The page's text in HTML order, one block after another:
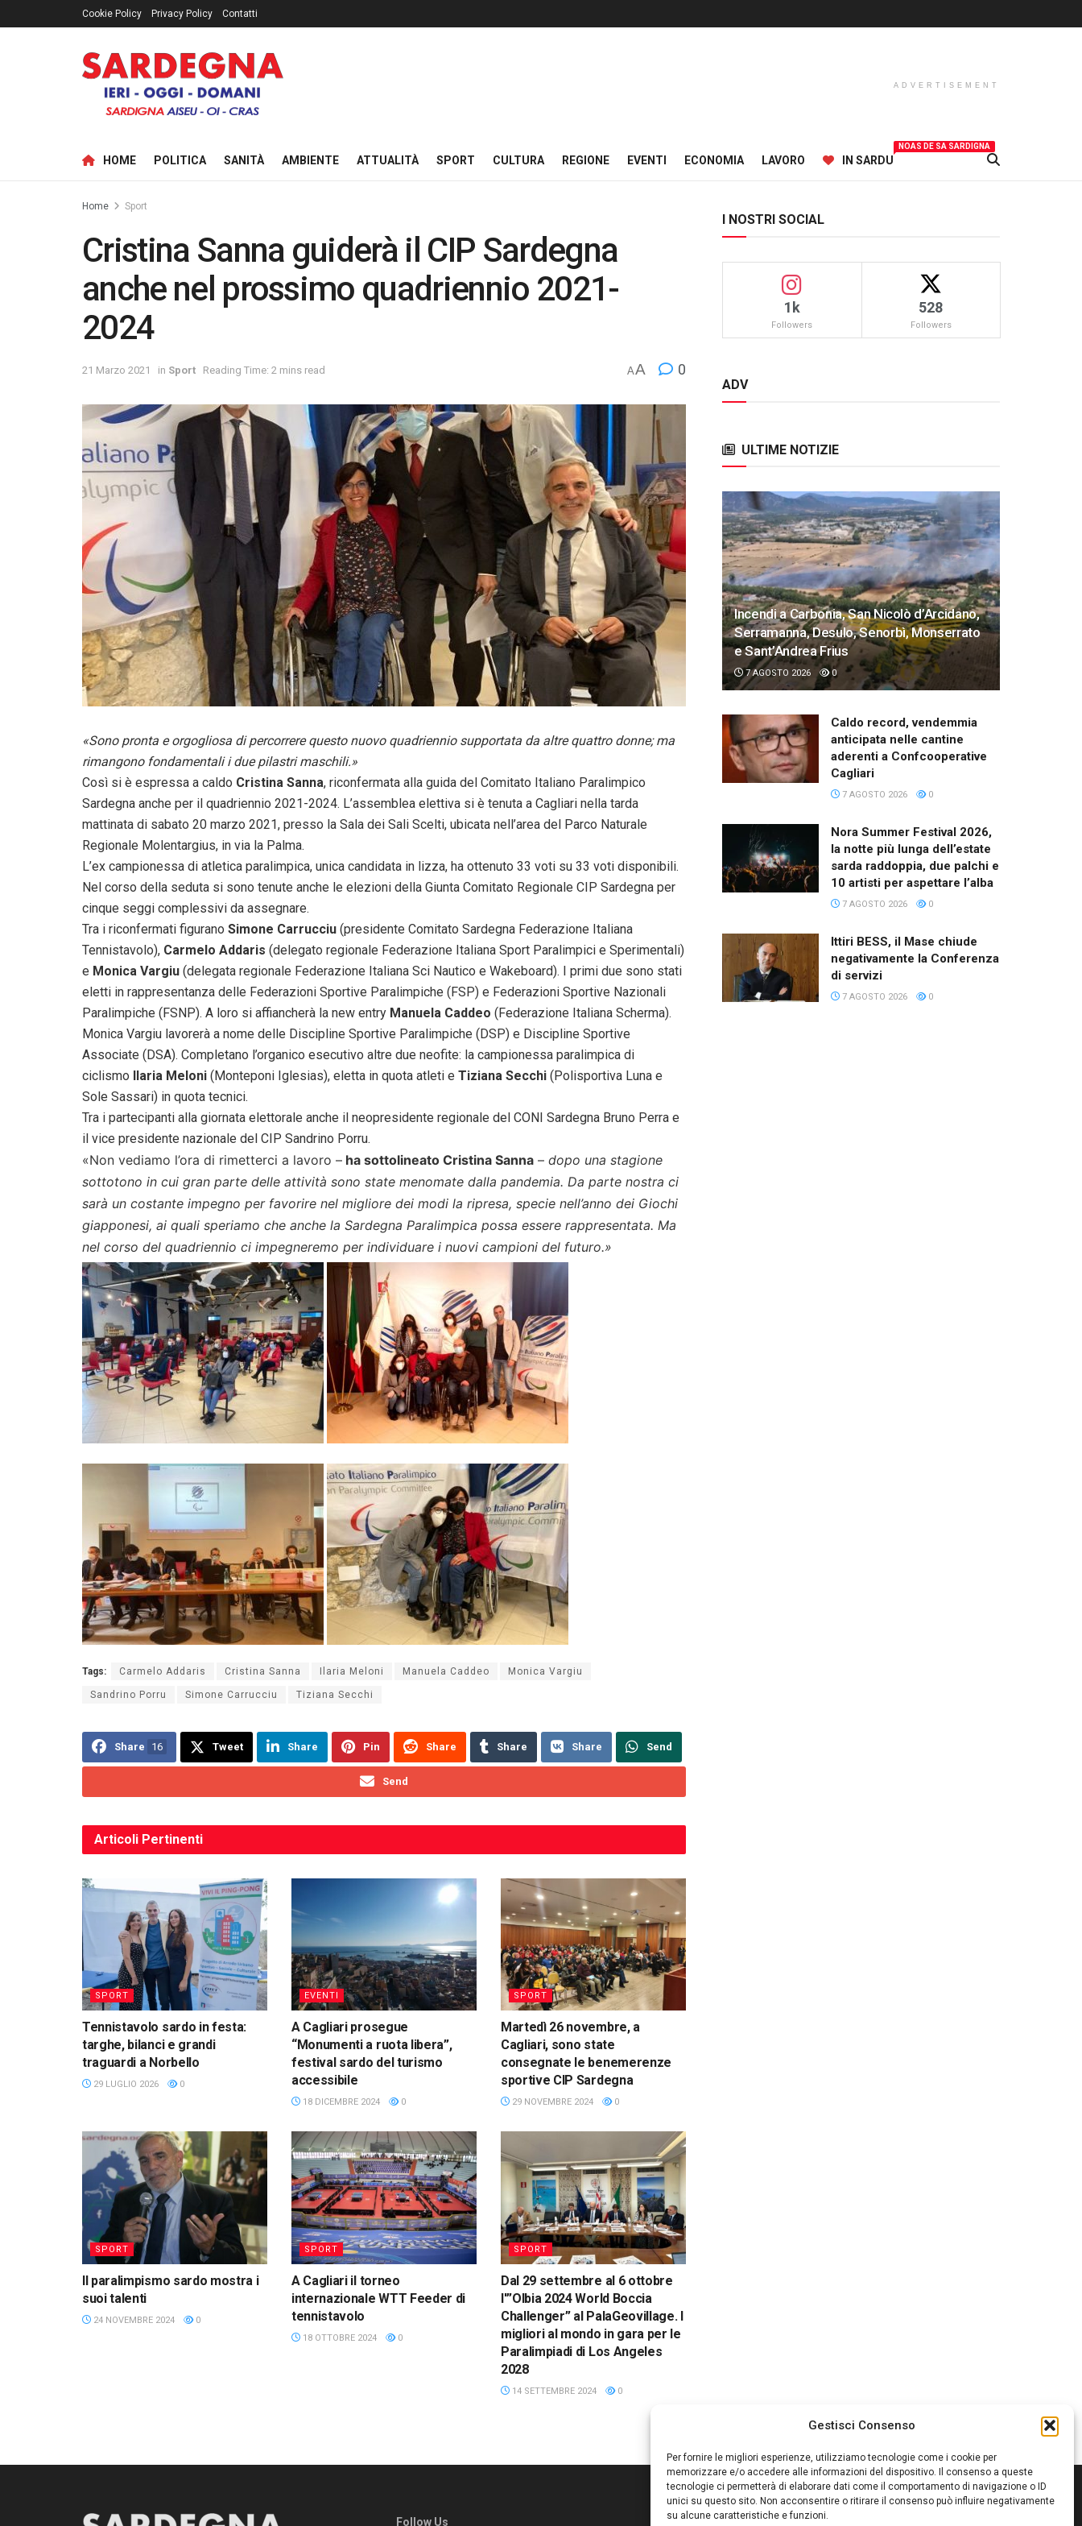
Gestisci Consenso
Per fornire le migliori esperienze, utilizziamo tecnologie come i cookie per
memorizzare e/o accedere alle informazioni del dispositivo. Il consenso a queste
tecnologie ci permetterà di elaborare dati come il comportamento di navigazione o ID
unici su questo sito. Non acconsentire o ritirare il consenso può influire negativamente
su alcune caratteristiche e funzioni.
Cookie Policy Privacy Policy Contatti
ADVERTISEMENT
HOME POLITICA SANITÀ AMBIENTE ATTUALITÀ SPORT CULTURA REGIONE EVENTI ECONOMIA LAVORO IN SARDU
NOAS DE SA SARDIGNA
Home Sport
Cristina Sanna guiderà il CIP Sardegna
anche nel prossimo quadriennio 2021-
2024
21 Marzo 2021 in Sport Reading Time: 2 mins read AA 0
«Sono pronta e orgogliosa di percorrere questo nuovo quadriennio supportata da altre quattro donne; ma
rimangono fondamentali i due pilastri maschili.»
Così si è espressa a caldo Cristina Sanna, riconfermata alla guida del Comitato Italiano Paralimpico
Sardegna anche per il quadriennio 2021-2024. L’assemblea elettiva si è tenuta a Cagliari nella tarda
mattinata di sabato 20 marzo 2021, presso la Sala dei Sali Scelti, ubicata nell’area del Parco Naturale
Regionale Molentargius, in via la Palma.
L’ex campionessa di atletica paralimpica, unica candidata in lizza, ha ottenuto 33 voti su 33 voti disponibili.
Nel corso della seduta si sono tenute anche le elezioni della Giunta Comitato Regionale CIP Sardegna per
cinque seggi complessivi da assegnare.
Tra i riconfermati figurano Simone Carrucciu (presidente Comitato Sardegna Federazione Italiana
Tennistavolo), Carmelo Addaris (delegato regionale Federazione Italiana Sport Paralimpici e Sperimentali)
e Monica Vargiu (delegata regionale Federazione Italiana Sci Nautico e Wakeboard). I primi due sono stati
eletti in rappresentanza delle Federazioni Sportive Paralimpiche (FSP) e Federazioni Sportive Nazionali
Paralimpiche (FSNP). A loro si affiancherà la new entry Manuela Caddeo (Federazione Italiana Scherma).
Monica Vargiu lavorerà a nome delle Discipline Sportive Paralimpiche (DSP) e Discipline Sportive
Associate (DSA). Completano l’organico esecutivo altre due neofite: la campionessa paralimpica di
ciclismo Ilaria Meloni (Monteponi Iglesias), eletta in quota atleti e Tiziana Secchi (Polisportiva Luna e
Sole Sassari) in quota tecnici.
Tra i partecipanti alla giornata elettorale anche il neopresidente regionale del CONI Sardegna Bruno Perra e
il vice presidente nazionale del CIP Sandrino Porru.
«Non vediamo l’ora di rimetterci a lavoro – ha sottolineato Cristina Sanna – dopo una stagione
sottotono in cui gran parte delle attività sono state menomate dalla pandemia. Da parte nostra ci
sarà un costante impegno per favorire nel migliore dei modi la ripresa, specie nell’anno dei Giochi
giapponesi, ai quali speriamo che anche la Sardegna Paralimpica possa essere rappresentata. Ma
nel corso del quadriennio ci impegneremo per individuare i nuovi campioni del futuro.»
Tags: Carmelo Addaris Cristina Sanna Ilaria Meloni Manuela Caddeo Monica Vargiu
Sandrino Porru Simone Carrucciu Tiziana Secchi
Share 16 Tweet Share Pin Share Share Share Send
Send
Articoli Pertinenti
SPORT
Tennistavolo sardo in festa:
targhe, bilanci e grandi
traguardi a Norbello
29 LUGLIO 2026 0
EVENTI
A Cagliari prosegue
“Monumenti a ruota libera”,
festival sardo del turismo
accessibile
18 DICEMBRE 2024 0
SPORT
Martedì 26 novembre, a
Cagliari, sono state
consegnate le benemerenze
sportive CIP Sardegna
29 NOVEMBRE 2024 0
SPORT
Il paralimpismo sardo mostra i
suoi talenti
24 NOVEMBRE 2024 0
SPORT
A Cagliari il torneo
internazionale WTT Feeder di
tennistavolo
18 OTTOBRE 2024 0
SPORT
Dal 29 settembre al 6 ottobre
l'”Olbia 2024 World Boccia
Challenger” al PalaGeovillage. I
migliori al mondo in gara per le
Paralimpiadi di Los Angeles
2028
14 SETTEMBRE 2024 0
I NOSTRI SOCIAL
1k
Followers
528
Followers
ADV
ULTIME NOTIZIE
Incendi a Carbonia, San Nicolò d’Arcidano,
Serramanna, Desulo, Senorbì, Monserrato
e Sant’Andrea Frius
7 AGOSTO 2026 0
Caldo record, vendemmia
anticipata nelle cantine
aderenti a Confcooperative
Cagliari
7 AGOSTO 2026 0
Nora Summer Festival 2026,
la notte più lunga dell’estate
sarda raddoppia, due palchi e
10 artisti per aspettare l’alba
7 AGOSTO 2026 0
Ittiri BESS, il Mase chiude
negativamente la Conferenza
di servizi
7 AGOSTO 2026 0
Follow Us Editore:Giampaolo Cirronis Ditta individuale